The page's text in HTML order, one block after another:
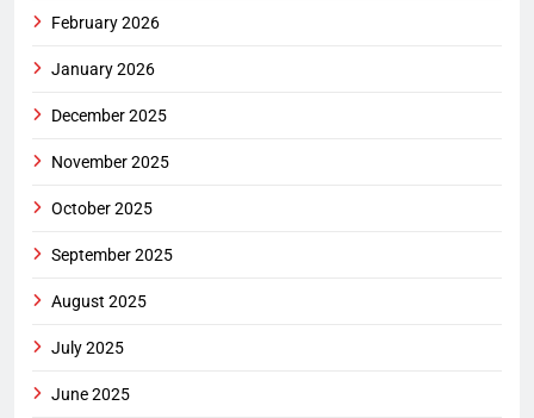
February 2026
January 2026
December 2025
November 2025
October 2025
September 2025
August 2025
July 2025
June 2025